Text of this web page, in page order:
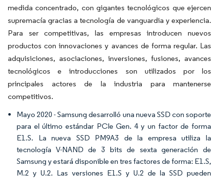
medida concentrado, con gigantes tecnológicos que ejercen
supremacía gracias a tecnología de vanguardia y experiencia.
Para ser competitivas, las empresas introducen nuevos
productos con innovaciones y avances de forma regular. Las
adquisiciones, asociaciones, inversiones, fusiones, avances
tecnológicos e introducciones son utilizados por los
principales actores de la industria para mantenerse
competitivos.
Mayo 2020 - Samsung desarrolló una nueva SSD con soporte
para el último estándar PCIe Gen. 4 y un factor de forma
E1.S. La nueva SSD PM9A3 de la empresa utiliza la
tecnología V-NAND de 3 bits de sexta generación de
Samsung y estará disponible en tres factores de forma: E1.S,
M.2 y U.2. Las versiones E1.S y U.2 de la SSD pueden